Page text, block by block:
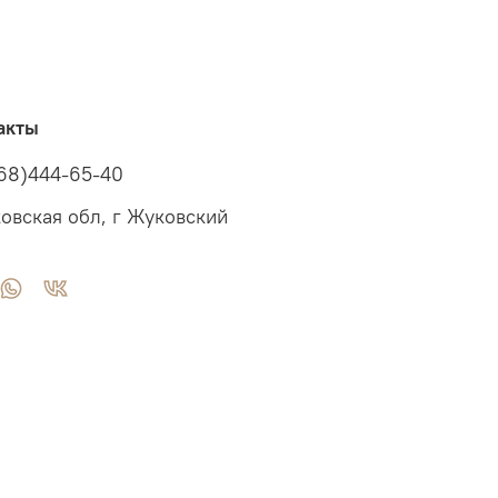
65-40
обл, г Жуковский